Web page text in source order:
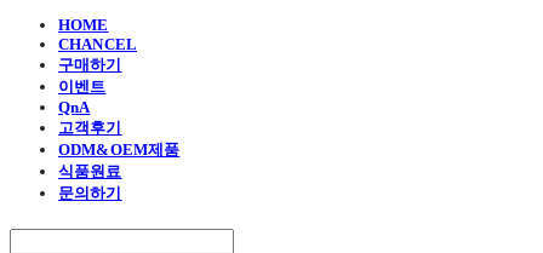
HOME
CHANCEL
구매하기
이벤트
QnA
고객후기
ODM&OEM제품
식품원료
문의하기